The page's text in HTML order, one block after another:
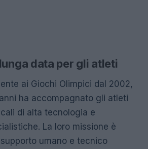
data per gli atleti
ai Giochi Olimpici dal 2002,
ha accompagnato gli atleti
di alta tecnologia e
La loro missione è
umano e tecnico